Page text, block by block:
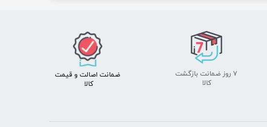
۷ روز ضمانت بازگشت
​​​​​​​کالا
ضمانت اصالت و قیمت​​​​​​​
کالا ​​​​​​​